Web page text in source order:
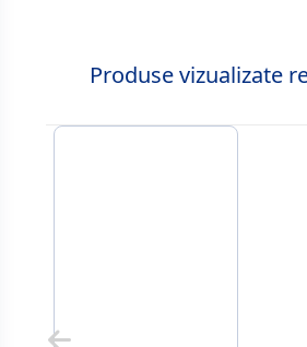
Produse vizualizate